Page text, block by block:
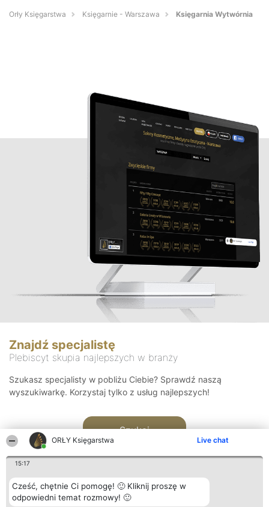
ORŁY Księgarstwa Live chat
15:17
Cześć, chętnie Ci pomogę! 🙂 Kliknij proszę w
odpowiedni temat rozmowy! 🙂
Orły Księgarstwa Księgarnie - Warszawa Księgarnia Wytwórnia
Znajdź specjalistę
Plebiscyt skupia najlepszych w branży
Szukasz specjalisty w pobliżu Ciebie? Sprawdź naszą
wyszukiwarkę. Korzystaj tylko z usług najlepszych!
Szukaj